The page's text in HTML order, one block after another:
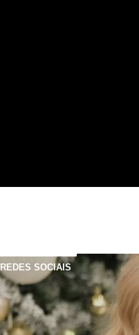
REDES SOCIAIS